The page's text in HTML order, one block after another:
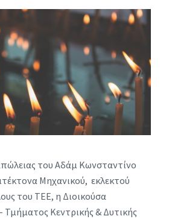
του Αδάμ Κωνσταντίνο
Μηχανικού, εκλεκτού
του ΤΕΕ, η Διοικούσα
Κεντρικής & Δυτικής